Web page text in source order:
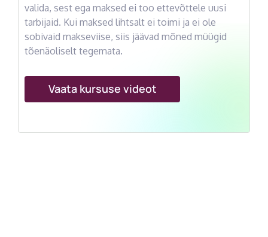
valida, sest ega maksed ei too ettevõttele uusi
tarbijaid. Kui maksed lihtsalt ei toimi ja ei ole
sobivaid makseviise, siis jäävad mõned müügid
tõenäoliselt tegemata.
Vaata kursuse videot